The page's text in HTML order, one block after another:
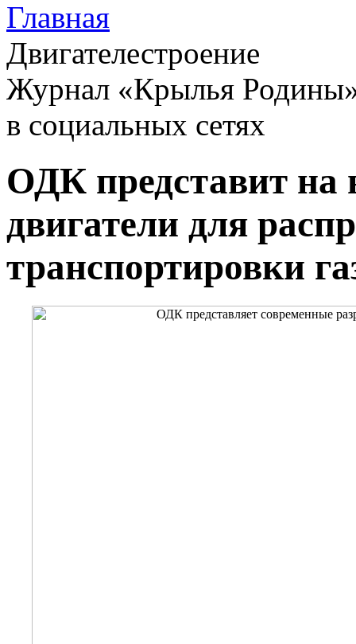
Главная
Двигателестроение
Журнал «Крылья
в социальных сетях
ОДК представит
двигатели для
транспортировки